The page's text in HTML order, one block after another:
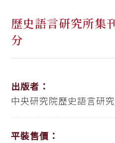
歷史語言研究所集
分
出版者：
中央研究院歷史語言研
平裝售價：